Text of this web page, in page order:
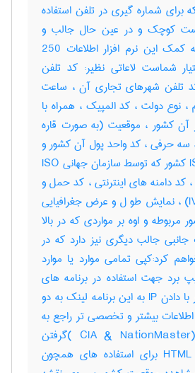
شماره گیری در تلفن استفاده
کوچک و در عین حال جالب و
بسیار پر کاربرد ! به کمک این نرم افزار اطلاعات 250
شماست لاعاتی نظیر: کد تلفن
تلفن شهرهای تجاری آن ، ساعت
دولت ، کد المپیک ، همراه با
آن کشور ، موقعیت (به صورت قاره
سه حرفی ، کد واحد پول آن کشور و
همچنین شماره ISO کشور که توسط سازمان جهانی ISO
دامنه های اینترنتی ، کد حمل و
نقل بین المللی (IVC) ، نمایش طو ل و عرض جغرافیایی
و اوه بر مواردی که در بالا
جانبی جالب دیگری نیز دارد که در
کرد:کپی تمامی موارد یا موارد
برد جهت استفاده در برنامه های
دیگریافتن نام کشور با دادن IP به این برنامه لینک به دو
بیشتر و تخصصی تر راجع به
کشور مورد نظر (CIA & NationMaster )گرفتن
خروجی به صورت HTML برای استفاده های همچون